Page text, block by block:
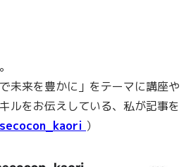
未来を豊かに」をテーマに講座や
ルをお伝えしている、私が記事を
）